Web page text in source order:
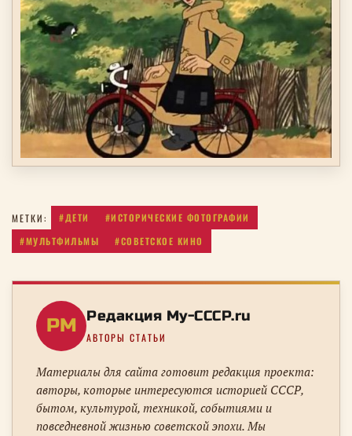
МЕТКИ: #ДЕТИ
#ИСТОРИЧЕСКИЕ ФОТОГРАФИИ
#МУЛЬТФИЛЬМЫ
#СОВЕТСКОЕ КИНО
РM Редакция My-CCCP.ru
АВТОРЫ СТАТЬИ
Материалы для сайта готовит редакция проекта:
авторы, которые интересуются историей СССР,
бытом, культурой, техникой, событиями и
повседневной жизнью советской эпохи. Мы